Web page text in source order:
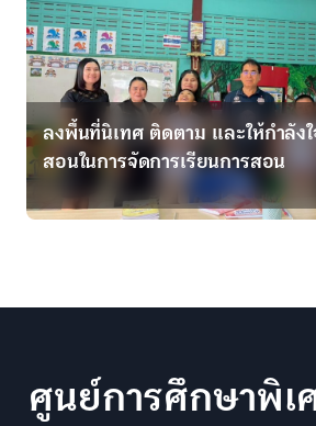
ครูผู้
มิติใหม่แห่งการฟื้น
เด็กพิเศษโดยใช้กร
ศูนย์การศึกษาพิเ